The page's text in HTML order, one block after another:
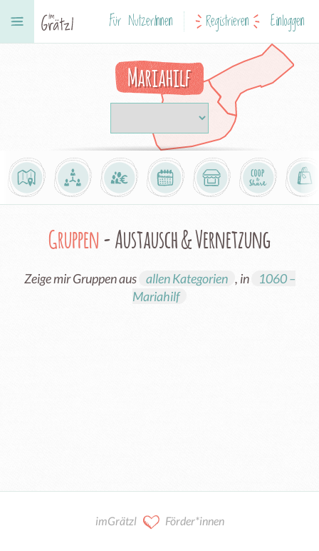
Für NutzerInnen Registrieren Einloggen
Mariahilf
Gruppen- Austausch & Vernetzung
Zeige mir Gruppen aus allen Kategorien , in
1060 –
Mariahilf
imGrätzl Förder*innen